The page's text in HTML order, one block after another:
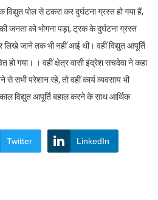
पोल से टकरा कर दुर्घटना ग्रस्त हो गया हैं,
जनता को भोगना पड़ा, ट्रक के दुर्घटना ग्रस्त
लिखे जाने तक भी नहीं आई थी। वहीं विद्युत आपूर्ति
हो गया। । वहीं क्षेत्र वासी इंद्रेश सचदेवा ने कहा
से सभी परेशान रहे, तो वहीं कार्य व्यवसाय भी
विद्युत आपूर्ति बहाल करने के साथ आर्थिक
Twitter LinkedIn